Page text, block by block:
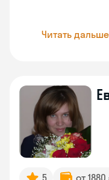
Читать дальше
5 от